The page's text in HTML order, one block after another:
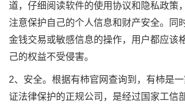
道，仔细阅读软件的使用协议和隐私政策
注意保护自己的个人信息和财产安全。同
金钱交易或敏感信息的操作，用户都应该
己的权益不受侵害。
2、安全。根据有柿官网查询到，有柿是
证法律保护的正规公司，是经过国家工信